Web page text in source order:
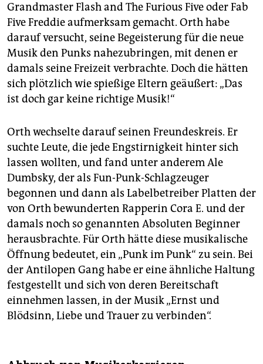
Grandmaster Flash and The Furious Five oder Fab
Five Freddie aufmerksam gemacht. Orth habe
darauf versucht, seine Begeisterung für die neue
Musik den Punks nahezubringen, mit denen er
damals seine Freizeit verbrachte. Doch die hätten
sich plötzlich wie spießige Eltern geäußert: „Das
ist doch gar keine richtige Musik!“
Orth wechselte darauf seinen Freundeskreis. Er
suchte Leute, die jede Engstirnigkeit hinter sich
lassen wollten, und fand unter anderem Ale
Dumbsky, der als Fun-Punk-Schlagzeuger
begonnen und dann als Labelbetreiber Platten der
von Orth bewunderten Rapperin Cora E. und der
damals noch so genannten Absoluten Beginner
herausbrachte. Für Orth hätte diese musikalische
Öffnung bedeutet, ein „Punk im Punk“ zu sein. Bei
der Antilopen Gang habe er eine ähnliche Haltung
festgestellt und sich von deren Bereitschaft
einnehmen lassen, in der Musik „Ernst und
Blödsinn, Liebe und Trauer zu verbinden“.